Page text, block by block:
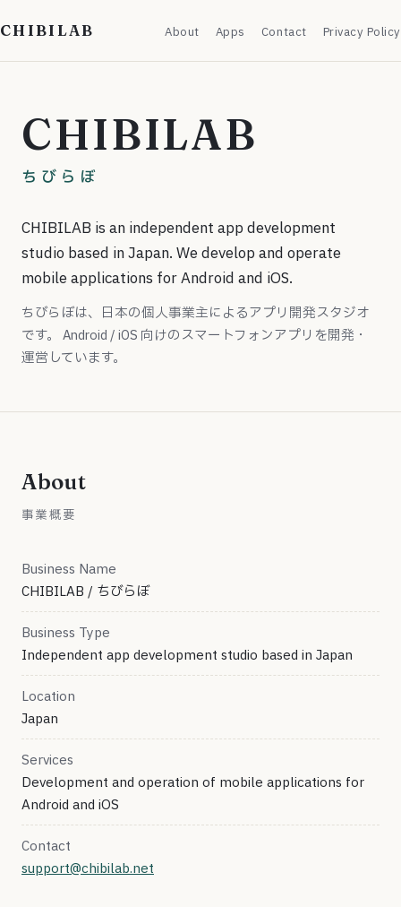
CHIBILAB About Apps Contact Privacy Policy
CHIBILAB
ちびらぼ
CHIBILAB is an independent app development
studio based in Japan. We develop and operate
mobile applications for Android and iOS.
ちびらぼは、日本の個人事業主によるアプリ開発スタジオ
です。 Android / iOS 向けのスマートフォンアプリを開発・
運営しています。
About
事業概要
Business Name
CHIBILAB / ちびらぼ
Business Type
Independent app development studio based in Japan
Location
Japan
Services
Development and operation of mobile applications for
Android and iOS
Contact
support@chibilab.net